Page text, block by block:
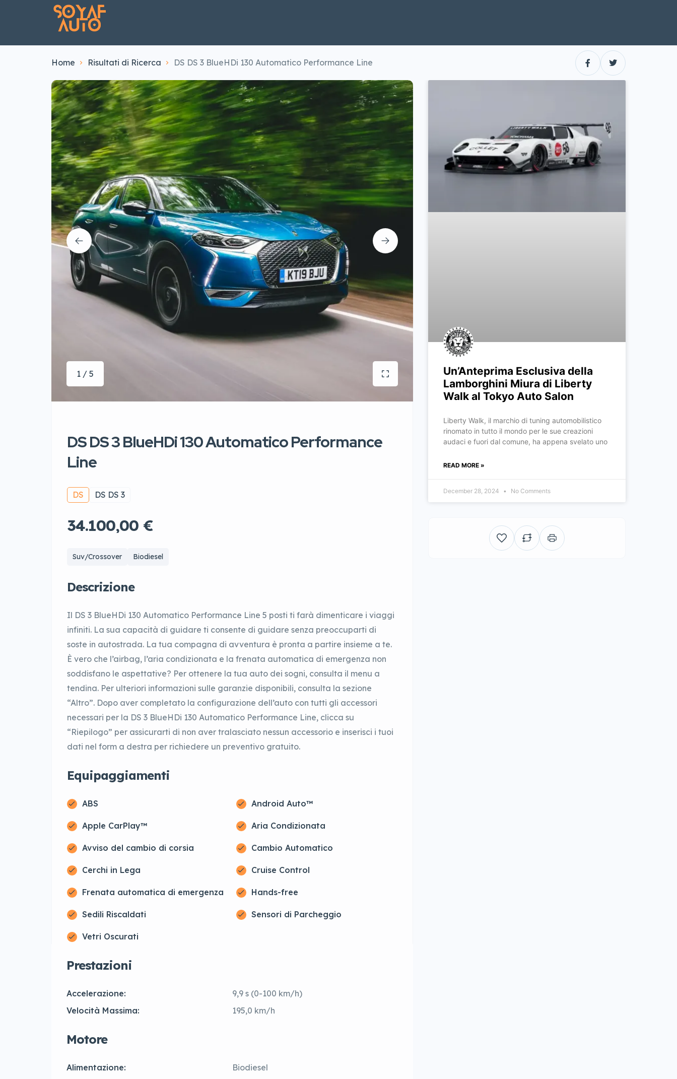
Home Risultati di Ricerca DS DS 3 BlueHDi 130 Automatico Performance Line
1 / 5
DS DS 3 BlueHDi 130 Automatico Performance
Line
DS DS DS 3
34.100,00 €
Suv/Crossover Biodiesel
Descrizione
Il DS 3 BlueHDi 130 Automatico Performance Line 5 posti ti farà dimenticare i viaggi
infiniti. La sua capacità di guidare ti consente di guidare senza preoccuparti di
soste in autostrada. La tua compagna di avventura è pronta a partire insieme a te.
È vero che l’airbag, l’aria condizionata e la frenata automatica di emergenza non
soddisfano le aspettative? Per ottenere la tua auto dei sogni, consulta il menu a
tendina. Per ulteriori informazioni sulle garanzie disponibili, consulta la sezione
“Altro”. Dopo aver completato la configurazione dell’auto con tutti gli accessori
necessari per la DS 3 BlueHDi 130 Automatico Performance Line, clicca su
“Riepilogo” per assicurarti di non aver tralasciato nessun accessorio e inserisci i tuoi
dati nel form a destra per richiedere un preventivo gratuito.
Equipaggiamenti
ABS Android Auto™
Apple CarPlay™ Aria Condizionata
Avviso del cambio di corsia Cambio Automatico
Cerchi in Lega Cruise Control
Frenata automatica di emergenza Hands-free
Sedili Riscaldati Sensori di Parcheggio
Vetri Oscurati
Prestazioni
Accelerazione:
9,9 s (0-100 km/h)
Velocità Massima:
195,0 km/h
Motore
Alimentazione:
Biodiesel
Un’Anteprima Esclusiva della
Lamborghini Miura di Liberty
Walk al Tokyo Auto Salon
Liberty Walk, il marchio di tuning automobilistico
rinomato in tutto il mondo per le sue creazioni
audaci e fuori dal comune, ha appena svelato uno
READ MORE »
December 28, 2024 No Comments